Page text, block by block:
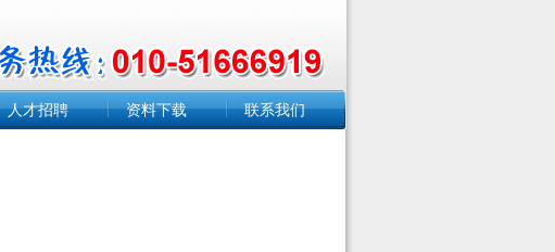
人才招聘 资料下载 联系我们